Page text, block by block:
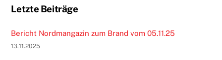
Letzte Beiträge
Bericht Nordmangazin zum Brand vom 05.11.25
13.11.2025